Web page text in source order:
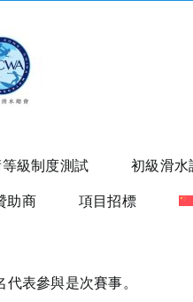
級制度測試 初級滑水
助商 項目招標
表參與是次賽事。